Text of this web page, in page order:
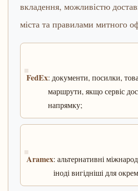
вкладення, можливістю
міста та правилами митного
FedEx: документи, посилки,
маршрути, якщо сервіс
напрямку;
Aramex: альтернативні
іноді вигідніші для